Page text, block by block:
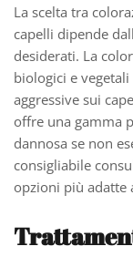
La scelta tra
capelli dipende
desiderati. La
biologici e
aggressive sui
offre una gamma
dannosa se non
consigliabile
opzioni più adatte